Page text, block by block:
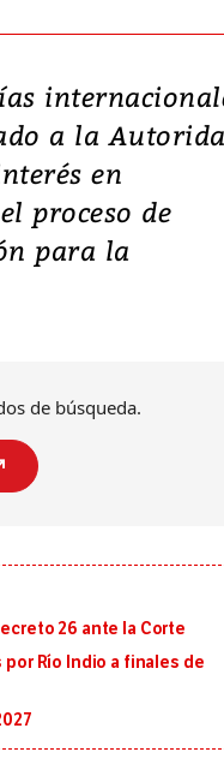
a la
en
proceso de
para la
de búsqueda.
26 ante la Corte
por Río Indio a finales de
Carbonell,
de la Lotería:
a ser más
tengan fe
de la Lotería Nacional
modernizar la